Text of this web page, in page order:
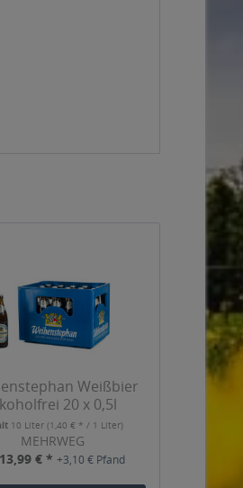
Weißbier
20 x 0,5l
10 Liter(1,40 € * / 1 Liter)
MEHRWEG
€ * +3,10 € Pfand